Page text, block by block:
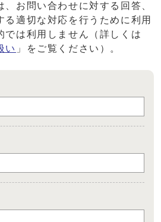
お問い合わせに対する回答、
る適切な対応を行うために利用
では利用しません（詳しくは
い 」をご覧ください）。